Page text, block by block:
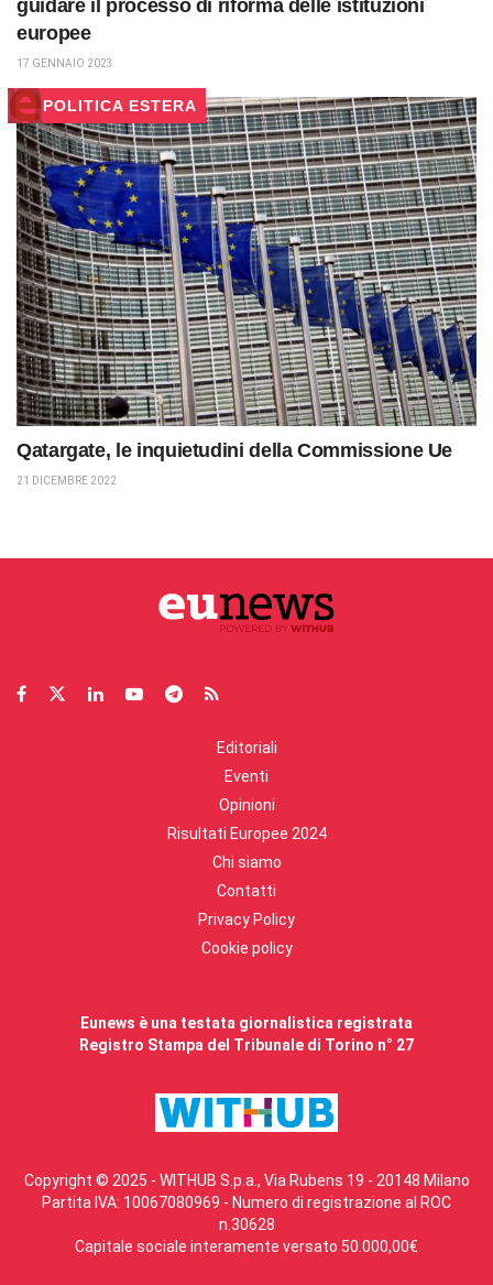
guidare il processo di riforma delle istituzioni
europee
17 GENNAIO 2023
POLITICA ESTERA
Qatargate, le inquietudini della Commissione Ue
21 DICEMBRE 2022
Editoriali
Eventi
Opinioni
Risultati Europee 2024
Chi siamo
Contatti
Privacy Policy
Cookie policy
Eunews è una testata giornalistica registrata
Registro Stampa del Tribunale di Torino n° 27
Copyright © 2025 - WITHUB S.p.a., Via Rubens 19 - 20148 Milano
Partita IVA: 10067080969 - Numero di registrazione al ROC
n.30628
Capitale sociale interamente versato 50.000,00€